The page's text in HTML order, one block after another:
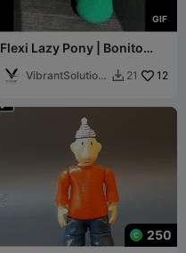
GIF
Flexi Lazy Pony | Bonito
articulado
VibrantSolution
 21 12
250